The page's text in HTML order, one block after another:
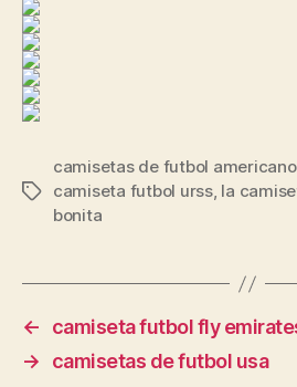
Etiquetas
camisetas de futbol
camiseta futbol urss, la
bonita
←
camiseta futbol fly
→
camisetas de futbol usa